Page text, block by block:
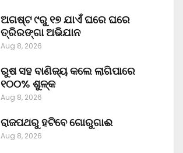
ଅଗଷ୍ଟ ୯ରୁ ୧୭ ଯାଏଁ ଘରେ ଘରେ
ତ୍ରିରଙ୍ଗା ଅଭିଯାନ
Aug 8, 2026
ରୁଷ ସହ ବାଣିଜ୍ୟ କଲେ ଲାଗିପାରେ
୧୦୦% ଶୁଳ୍କ
Aug 8, 2026
ରାଜପଥରୁ ହଟିବେ ଗୋରୁଗାଈ
Aug 8, 2026